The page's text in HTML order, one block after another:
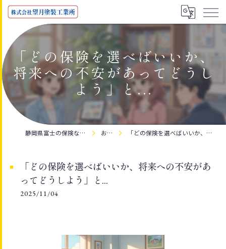
「どの保険を選べばいいか、
将来への不安があってどうし
よう」と...
静岡県富士の保険なら株式会社望月塗装工業所 お知らせ 「どの保険を選べばいいか、将来への不安があってどうしよう」と...
「どの保険を選べばいいか、将来への不安があ
ってどうしよう」と...
2025/11/04